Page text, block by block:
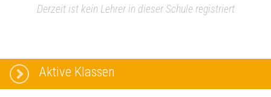
Derzeit ist kein Lehrer in dieser Schule registriert
Aktive Klassen